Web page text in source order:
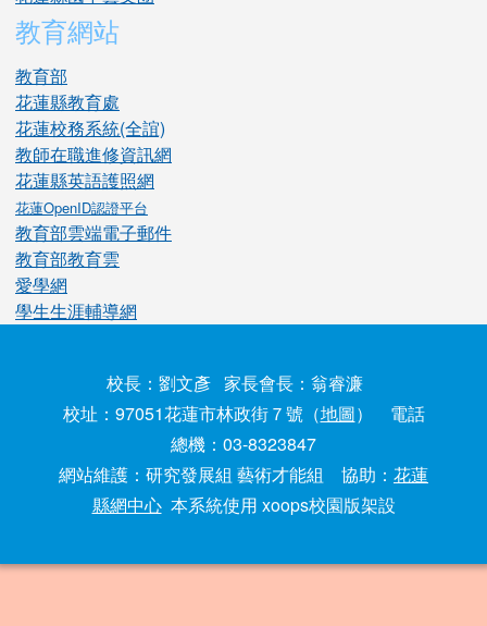
教育網站
教育部
花蓮縣教育處
花蓮校務系統(全誼)
教師在職進修資訊網
花蓮縣英語護照網
花蓮OpenID認證平台
教育部雲端電子郵件
教育部教育雲
愛學網
學生生涯輔導網
校長：劉文彥 家長會長：翁睿濂
校址：97051花蓮市林政街７號（地圖） 電話
總機：03-8323847
網站維護：研究發展組 藝術才能組 協助： 花蓮
縣網中心本系統使用 xoops校園版架設